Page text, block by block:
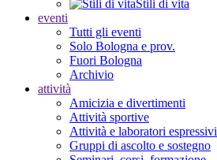
Stili di vita
eventi
Tutti gli eventi
Solo Bologna e prov.
Fuori Bologna
Archivio
attività
Amicizia e divertimenti
Attività sportive
Attività e laboratori espressivi
Gruppi di ascolto e sostegno